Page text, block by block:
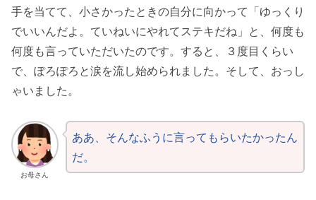
手を当てて、小さかったときの自分に向かって「ゆっくり
でいいんだよ。ていねいにやれてステキだね」と、何度も
何度も言っていただいたのです。すると、３度目くらい
で、ぽろぽろと涙を流し始められました。そして、おっし
ゃいました。
お母さん
ああ、そんなふうに言ってもらいたかったん
だ。